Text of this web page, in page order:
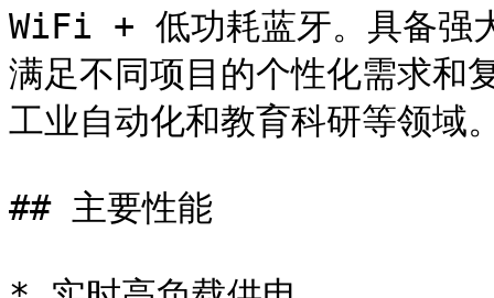
WiFi + 低功耗蓝牙。具备强
满足不同项目的个性化需求和
工业自动化和教育科研等领域
## 主要性能